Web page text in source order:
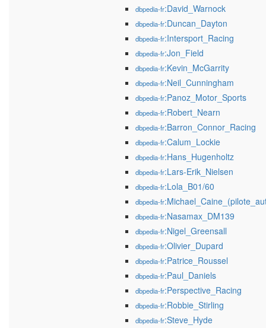
dbpedia-fr:David_Warnock
dbpedia-fr:Duncan_Dayton
dbpedia-fr:Intersport_Racing
dbpedia-fr:Jon_Field
dbpedia-fr:Kevin_McGarrity
dbpedia-fr:Neil_Cunningham
dbpedia-fr:Panoz_Motor_Sports
dbpedia-fr:Robert_Nearn
dbpedia-fr:Barron_Connor_Racing
dbpedia-fr:Calum_Lockie
dbpedia-fr:Hans_Hugenholtz
dbpedia-fr:Lars-Erik_Nielsen
dbpedia-fr:Lola_B01/60
dbpedia-fr
dbpedia-fr:Nasamax_DM139
dbpedia-fr:Nigel_Greensall
dbpedia-fr:Olivier_Dupard
dbpedia-fr:Patrice_Roussel
dbpedia-fr:Paul_Daniels
dbpedia-fr:Perspective_Racing
dbpedia-fr:Robbie_Stirling
dbpedia-fr:Steve_Hyde